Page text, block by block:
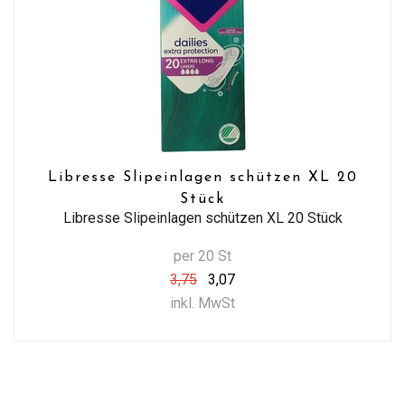
Libresse Slipeinlagen schützen XL 20
Stück
Libresse Slipeinlagen schützen XL 20 Stück
per 20 St
3,75
3,07
inkl. MwSt